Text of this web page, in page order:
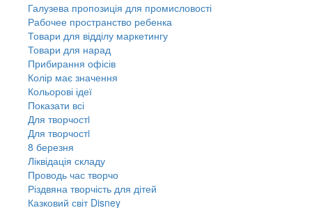
Галузева пропозиція для промисловості
Рабочее пространство ребенка
Товари для відділу маркетингу
Товари для нарад
Прибирання офісів
Колір має значення
Кольорові ідеї
Показати всі
Для творчостi
Для творчостi
8 березня
Ліквідація складу
Проводь час творчо
Різдвяна творчість для дітей
Казковий світ Disney